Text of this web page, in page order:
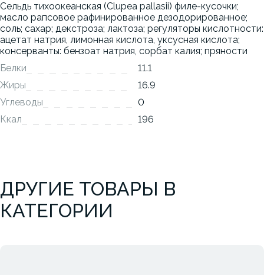
Сельдь тихоокеанская (Clupea pallasii) филе-кусочки;
масло рапсовое рафинированное дезодорированное;
соль; сахар; декстроза; лактоза; регуляторы кислотности:
ацетат натрия, лимонная кислота, уксусная кислота;
консерванты: бензоат натрия, сорбат калия; пряности
Белки
11.1
Жиры
16.9
Углеводы
0
Ккал
196
ДРУГИЕ ТОВАРЫ В
КАТЕГОРИИ